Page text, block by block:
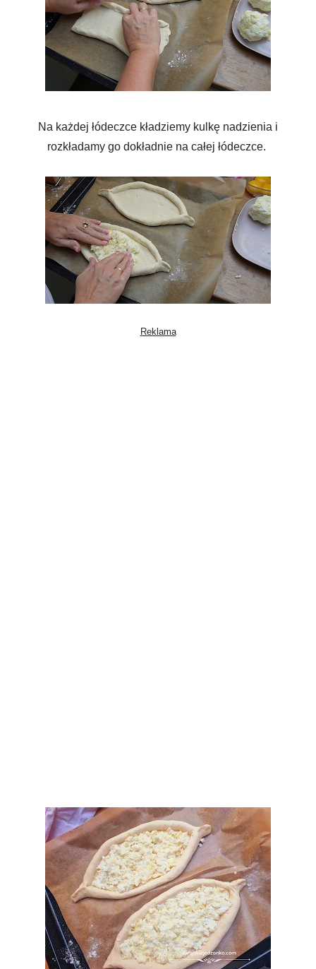
Na każdej łódeczce kładziemy kulkę nadzienia i
rozkładamy go dokładnie na całej łódeczce.